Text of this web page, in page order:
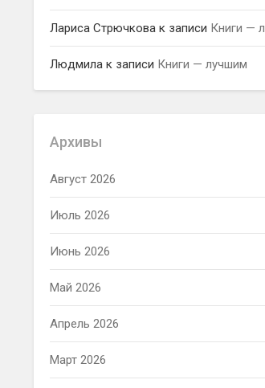
Лариса Стрючковак записи Книги —
Людмилак записи Книги — лучшим
Архивы
Август 2026
Июль 2026
Июнь 2026
Май 2026
Апрель 2026
Март 2026